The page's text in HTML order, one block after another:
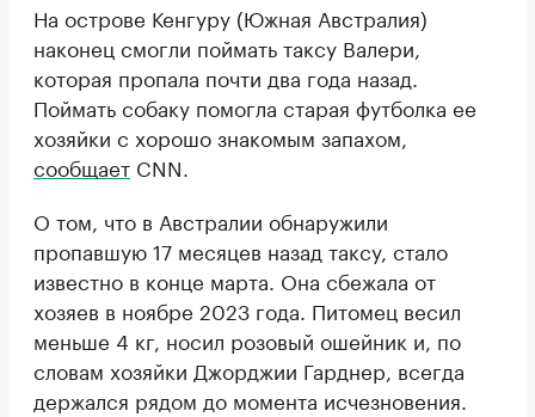
На острове Кенгуру (Южная Австралия)
наконец смогли поймать таксу Валери,
которая пропала почти два года назад.
Поймать собаку помогла старая футболка ее
хозяйки с хорошо знакомым запахом,
сообщает CNN.
О том, что в Австралии обнаружили
пропавшую 17 месяцев назад таксу, стало
известно в конце марта. Она сбежала от
хозяев в ноябре 2023 года. Питомец весил
меньше 4 кг, носил розовый ошейник и, по
словам хозяйки Джорджии Гарднер, всегда
держался рядом до момента исчезновения.